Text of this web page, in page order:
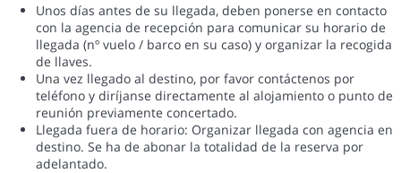
Unos días antes de su llegada, deben ponerse en contacto
con la agencia de recepción para comunicar su horario de
llegada (nº vuelo / barco en su caso) y organizar la recogida
de llaves.
Una vez llegado al destino, por favor contáctenos por
teléfono y diríjanse directamente al alojamiento o punto de
reunión previamente concertado.
Llegada fuera de horario: Organizar llegada con agencia en
destino. Se ha de abonar la totalidad de la reserva por
adelantado.